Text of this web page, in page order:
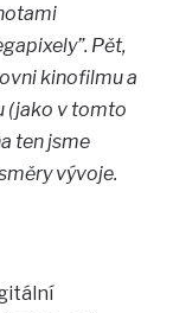
Pět,
kinofilmu a
(jako v tomto
ten jsme
vývoje.